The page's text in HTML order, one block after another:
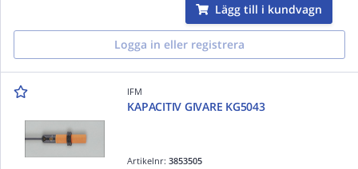
Lägg till i kundvagn
Logga in eller registrera
IFM
KAPACITIV GIVARE KG5043
Artikelnr:3853505